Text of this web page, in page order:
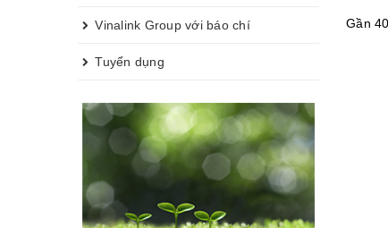
Gần
Vinalink Group với báo chí
Tuyển dụng